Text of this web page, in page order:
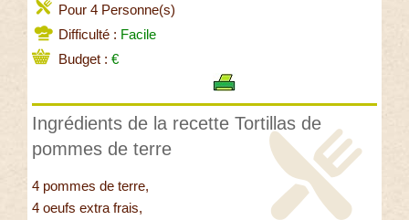
Pour 4 Personne(s)
Difficulté : Facile
Budget : €
Ingrédients de la recette Tortillas de
pommes de terre
4 pommes de terre,
4 oeufs extra frais,